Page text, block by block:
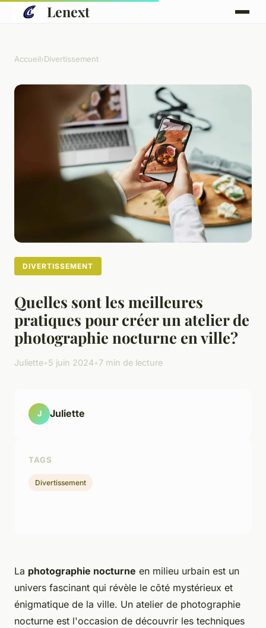
Lenext
Accueil›Divertissement
DIVERTISSEMENT
Quelles sont les meilleures
pratiques pour créer un atelier de
photographie nocturne en ville?
Juliette•5 juin 2024•7 min de lecture
La photographie nocturne en milieu urbain est un
univers fascinant qui révèle le côté mystérieux et
énigmatique de la ville. Un atelier de photographie
nocturne est l'occasion de découvrir les techniques
J Juliette
TAGS
Divertissement